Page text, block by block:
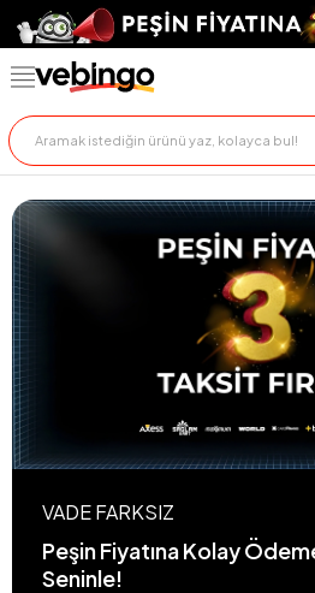
VADE FARKSIZ
Peşin Fiyatına Kolay
Seninle!